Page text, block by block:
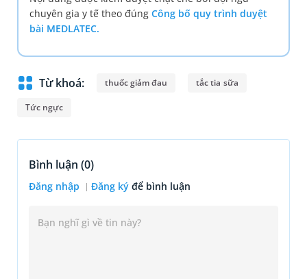
chuyên gia y tế theo đúng Công bố quy trình duyệt
bài MEDLATEC.
Từ khoá: thuốc giảm đau tắc tia sữa
Tức ngực
Bình luận (0)
Đăng nhập Đăng ký để bình luận